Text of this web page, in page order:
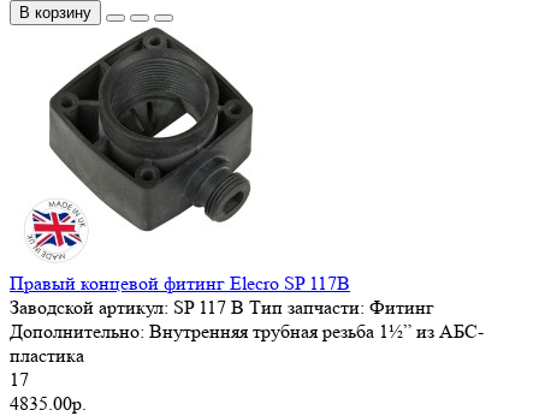
В корзину
Правый концевой фитинг Elecro SP 117B
Заводской артикул: SP 117 В Тип запчасти: Фитинг
Дополнительно: Внутренняя трубная резьба 1½” из АБС-
пластика
17
4835.00р.